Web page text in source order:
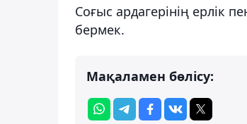
Соғыс ардагерінің ерлік
бермек.
Мақаламен бөлісу: